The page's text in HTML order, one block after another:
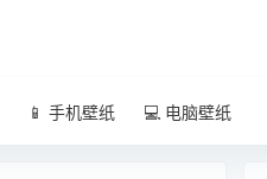
📱 手机壁纸 💻 电脑壁纸